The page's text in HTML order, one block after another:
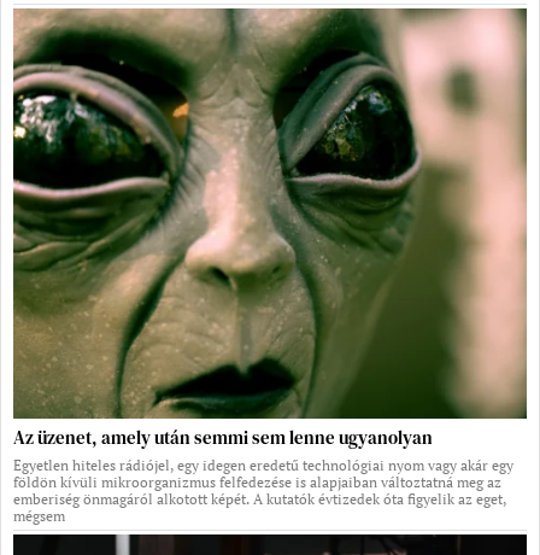
Az üzenet, amely után semmi sem lenne ugyanolyan
Egyetlen hiteles rádiójel, egy idegen eredetű technológiai nyom vagy akár egy
földön kívüli mikroorganizmus felfedezése is alapjaiban változtatná meg az
emberiség önmagáról alkotott képét. A kutatók évtizedek óta figyelik az eget,
mégsem